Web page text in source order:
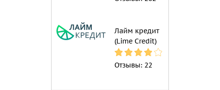
Лайм кредит
(Lime Credit)
Отзывы: 22